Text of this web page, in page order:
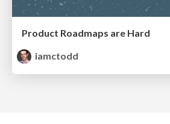
Product Roadmaps are Hard
iamctodd